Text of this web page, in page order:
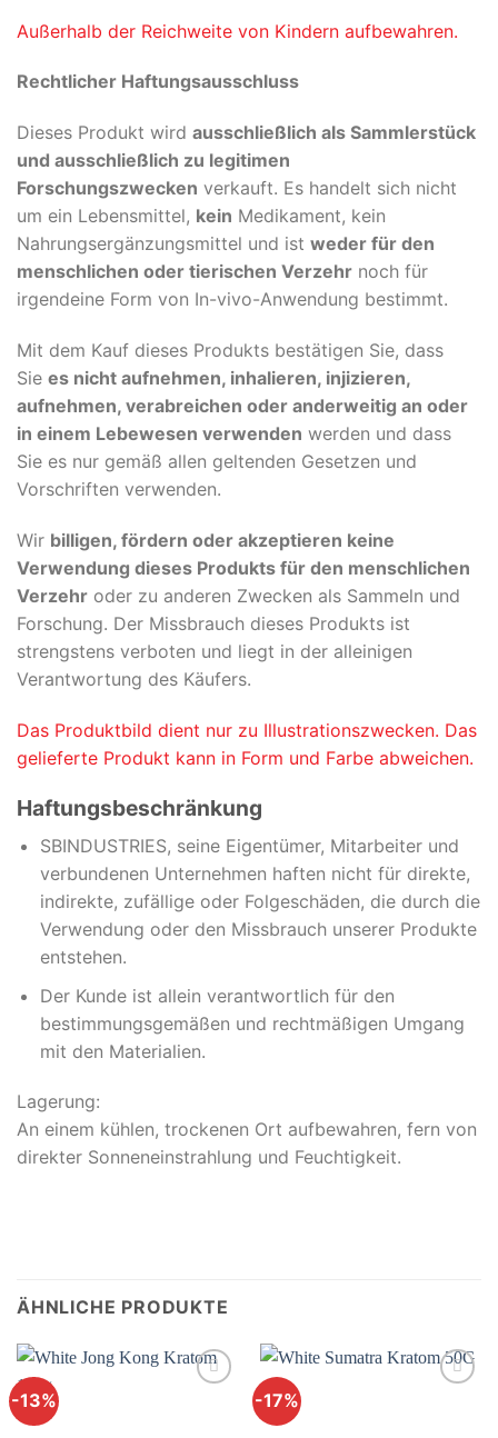
Außerhalb der Reichweite von Kindern aufbewahren.
Rechtlicher Haftungsausschluss
Dieses Produkt wird ausschließlich als Sammlerstück
und ausschließlich zu legitimen
Forschungszwecken verkauft. Es handelt sich nicht
um ein Lebensmittel, kein Medikament, kein
Nahrungsergänzungsmittel und ist weder für den
menschlichen oder tierischen Verzehr noch für
irgendeine Form von In-vivo-Anwendung bestimmt.
Mit dem Kauf dieses Produkts bestätigen Sie, dass
Sie es nicht aufnehmen, inhalieren, injizieren,
aufnehmen, verabreichen oder anderweitig an oder
in einem Lebewesen verwenden werden und dass
Sie es nur gemäß allen geltenden Gesetzen und
Vorschriften verwenden.
Wir billigen, fördern oder akzeptieren keine
Verwendung dieses Produkts für den menschlichen
Verzehr oder zu anderen Zwecken als Sammeln und
Forschung. Der Missbrauch dieses Produkts ist
strengstens verboten und liegt in der alleinigen
Verantwortung des Käufers.
Das Produktbild dient nur zu Illustrationszwecken. Das
gelieferte Produkt kann in Form und Farbe abweichen.
Haftungsbeschränkung
SBINDUSTRIES, seine Eigentümer, Mitarbeiter und
verbundenen Unternehmen haften nicht für direkte,
indirekte, zufällige oder Folgeschäden, die durch die
Verwendung oder den Missbrauch unserer Produkte
entstehen.
Der Kunde ist allein verantwortlich für den
bestimmungsgemäßen und rechtmäßigen Umgang
mit den Materialien.
Lagerung:
An einem kühlen, trockenen Ort aufbewahren, fern von
direkter Sonneneinstrahlung und Feuchtigkeit.
ÄHNLICHE PRODUKTE
-13% -17%